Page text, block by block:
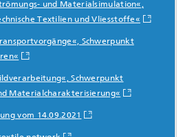
und Materialsimulation«,
Textilien und Vliesstoffe«
Schwerpunkt
Schwerpunkt
Materialcharakterisierung«
vom 14.09.2021